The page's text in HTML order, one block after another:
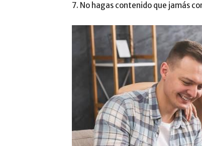
No hagas contenido que jamás